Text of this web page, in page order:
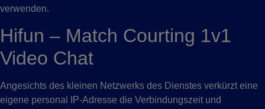
verwenden.
Hifun – Match Courting 1v1
Video Chat
Angesichts des kleinen Netzwerks des Dienstes verkürzt eine
eigene personal IP-Adresse die Verbindungszeit und